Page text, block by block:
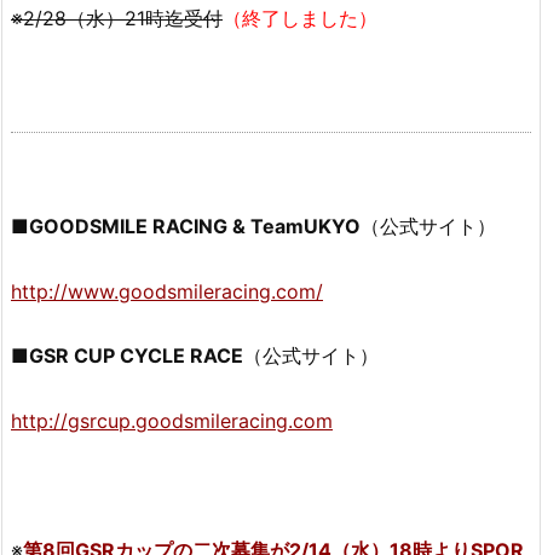
※2/28（水）21時迄受付 （終了しました）
■GOODSMILE RACING & TeamUKYO （公式サイト）
http://www.goodsmileracing.com/
■GSR CUP CYCLE RACE （公式サイト）
http://gsrcup.goodsmileracing.com